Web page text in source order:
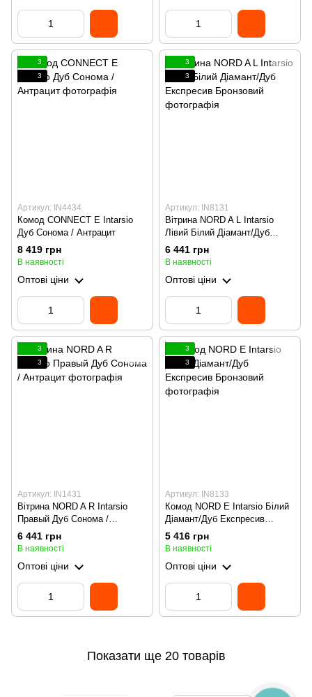
3
3
Артикул: IN4434
Комод CONNECT E Intarsio
Дуб Сонома / Антрацит
8 419 грн
В наявності
Оптові ціни
3
3
Артикул: IN8131
Вітрина NORD A L Intarsio
Лівий Білий Діамант/Дуб
Експресив Бронзовий
6 441 грн
В наявності
Оптові ціни
3
3
Артикул: IN1431
Вітрина NORD A R Intarsio
Правый Дуб Сонома /
Антрацит
6 441 грн
В наявності
Оптові ціни
3
3
Артикул: IN8133
Комод NORD E Intarsio Білий
Діамант/Дуб Експресив
Бронзовий
5 416 грн
В наявності
Оптові ціни
Показати ще 20 товарів